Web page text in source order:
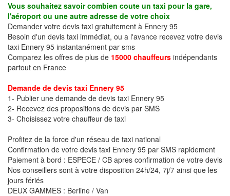
Vous souhaitez savoir combien coute un taxi pour la gare,
l'aéroport ou une autre adresse de votre choix
Demander votre devis taxi gratuitement à Ennery 95
Besoin d'un devis taxi immédiat, ou a l'avance recevez votre devis
taxi Ennery 95 instantanément par sms
Comparez les offres de plus de 15000 chauffeurs indépendants
partout en France
Demande de devis taxi Ennery 95
1- Publier une demande de devis taxi Ennery 95
2- Recevez des propositions de devis par SMS
3- Choisissez votre chauffeur de taxi
Profitez de la force d'un réseau de taxi national
Confirmation de votre devis taxi Ennery 95 par SMS rapidement
Paiement à bord : ESPECE / CB apres confirmation de votre devis
Nos conseillers sont à votre disposition 24h/24, 7j/7 ainsi que les
jours fériés
DEUX GAMMES : Berline / Van